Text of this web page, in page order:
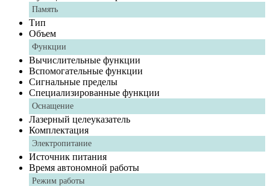
Память
Тип
Объем
Функции
Вычислительные функции
Вспомогательные функции
Сигнальные пределы
Специализированные функции
Оснащение
Лазерный целеуказатель
Комплектация
Электропитание
Источник питания
Время автономной работы
Режим работы